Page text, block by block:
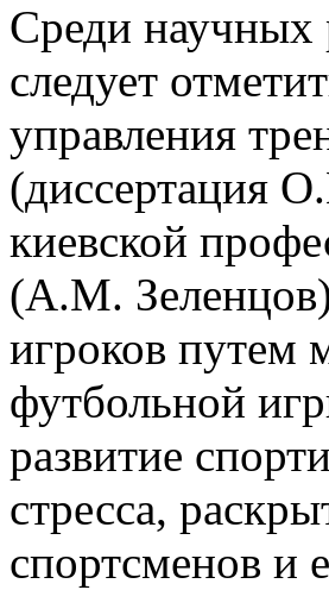
Среди научных
следует
управления
(диссертация
киевской
(А.М.
игроков путем
футбольной
развитие
стресса,
спортсменов и